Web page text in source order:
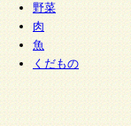
野菜
肉
魚
くだもの